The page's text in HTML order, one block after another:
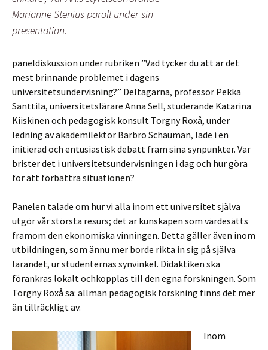
Marianne Stenius paroll under sin
presentation.
paneldiskussion under rubriken ”Vad tycker du att är det
mest brinnande problemet i dagens
universitetsundervisning?” Deltagarna, professor Pekka
Santtila, universitetslärare Anna Sell, studerande Katarina
Kiiskinen och pedagogisk konsult Torgny Roxå, under
ledning av akademilektor Barbro Schauman, lade i en
initierad och entusiastisk debatt fram sina synpunkter. Var
brister det i universitetsundervisningen i dag och hur göra
för att förbättra situationen?
Panelen talade om hur vi alla inom ett universitet själva
utgör vår största resurs; det är kunskapen som värdesätts
framom den ekonomiska vinningen. Detta gäller även inom
utbildningen, som ännu mer borde rikta in sig på själva
lärandet, ur studenternas synvinkel. Didaktiken ska
förankras lokalt ochkopplas till den egna forskningen. Som
Torgny Roxå sa: allmän pedagogisk forskning finns det mer
än tillräckligt av.
Inom